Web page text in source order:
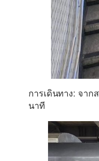
การเดินทาง: จาก
นาที